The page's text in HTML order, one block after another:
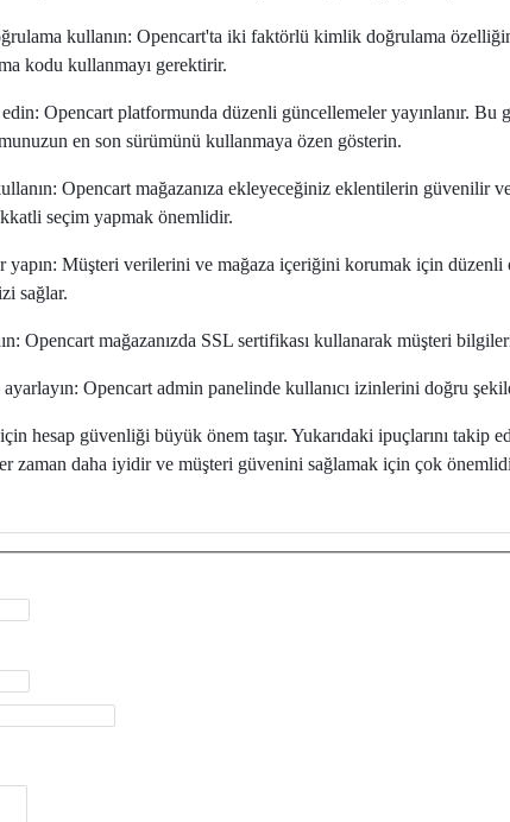
kullanın: Opencart'ta iki faktörlü kimlik doğrulama
kodu kullanmayı gerektirir.
Opencart platformunda düzenli güncellemeler yayınlanır.
en son sürümünü kullanmaya özen gösterin.
Opencart mağazanıza ekleyeceğiniz eklentilerin güvenilir
seçim yapmak önemlidir.
Müşteri verilerini ve mağaza içeriğini korumak için düzenli
sağlar.
Opencart mağazanızda SSL sertifikası kullanarak müşteri
Opencart admin panelinde kullanıcı izinlerini doğru
hesap güvenliği büyük önem taşır. Yukarıdaki ipuçlarını
zaman daha iyidir ve müşteri güvenini sağlamak için çok